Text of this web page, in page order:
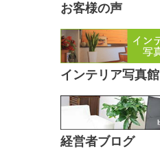
お客様の声
インテリア写真館
経営者ブログ